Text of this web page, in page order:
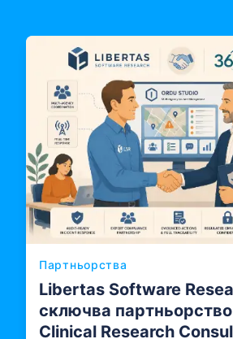
Партньорства
Libertas Software
сключва
Clinical Research